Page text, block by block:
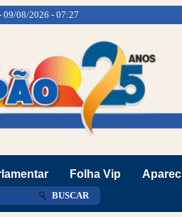
09/08/2026 - 07:27
Folha Vip
BUSCAR